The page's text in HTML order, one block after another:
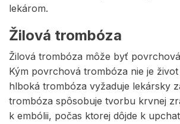
lekárom.
Žilová trombóza
Žilová trombóza môže byť
Kým povrchová trombóza nie je
hlboká trombóza vyžaduje lekársky
trombóza spôsobuje tvorbu krvnej
k embólii, počas ktorej dôjde k